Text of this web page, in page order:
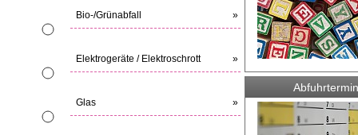
Bio-/Grünabfall »
Elektrogeräte / Elektroschrott »
Glas »